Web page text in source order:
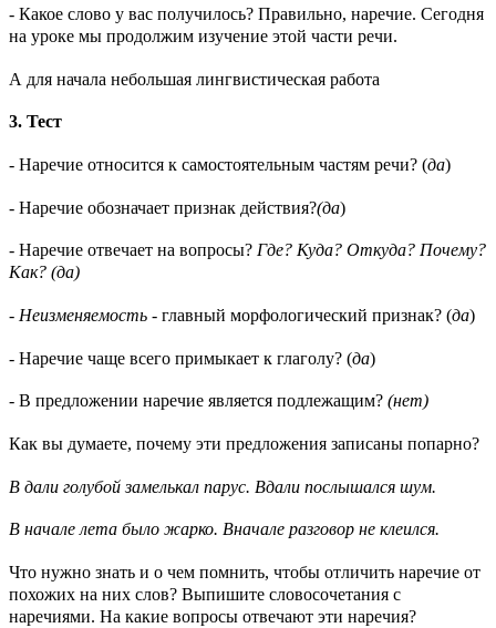
- Какое слово у вас получилось? Правильно, наречие. Сегодня
на уроке мы продолжим изучение этой части речи.
А для начала небольшая лингвистическая работа
3. Тест
- Наречие относится к самостоятельным частям речи? (да)
- Наречие обозначает признак действия?(да)
- Наречие отвечает на вопросы? Где? Куда? Откуда? Почему?
Как? (да)
- Неизменяемость - главный морфологический признак? (да)
- Наречие чаще всего примыкает к глаголу? (да)
- В предложении наречие является подлежащим? (нет)
Как вы думаете, почему эти предложения записаны попарно?
В дали голубой замелькал парус. Вдали послышался шум.
В начале лета было жарко. Вначале разговор не клеился.
Что нужно знать и о чем помнить, чтобы отличить наречие от
похожих на них слов? Выпишите словосочетания с
наречиями. На какие вопросы отвечают эти наречия?